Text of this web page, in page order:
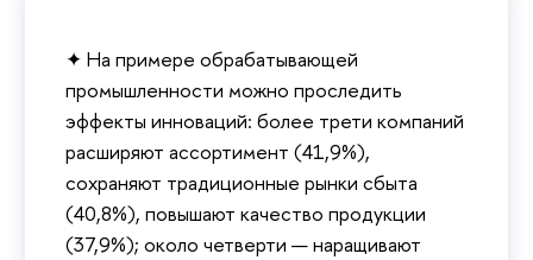
✦ На примере обрабатывающей
промышленности можно проследить
эффекты инноваций: более трети компаний
расширяют ассортимент (41,9%),
сохраняют традиционные рынки сбыта
(40,8%), повышают качество продукции
(37,9%); около четверти — наращивают